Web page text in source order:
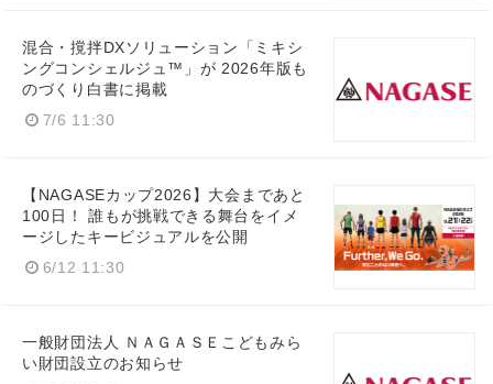
混合・撹拌DXソリューション「ミキシ
ングコンシェルジュ™」が 2026年版も
のづくり白書に掲載
7/6 11:30
【NAGASEカップ2026】大会まであと
100日！ 誰もが挑戦できる舞台をイメ
ージしたキービジュアルを公開
6/12 11:30
一般財団法人 ＮＡＧＡＳＥこどもみら
い財団設立のお知らせ